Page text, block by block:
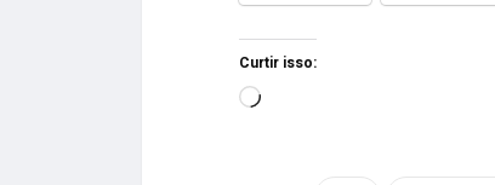
Curtir isso: